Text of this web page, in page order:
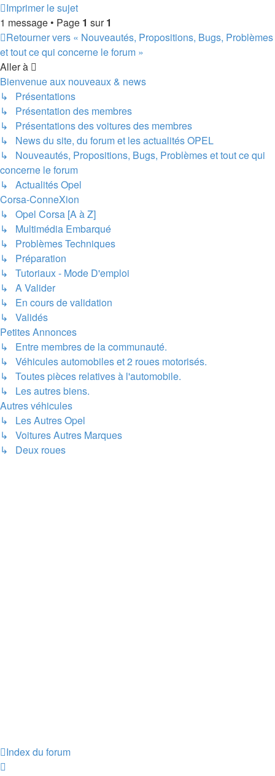
Imprimer le sujet
1 message • Page 1 sur1
Retourner vers « Nouveautés, Propositions, Bugs, Problèmes
et tout ce qui concerne le forum »
Aller à
Bienvenue aux nouveaux & news
↳ Présentations
↳ Présentation des membres
↳ Présentations des voitures des membres
↳ News du site, du forum et les actualités OPEL
↳ Nouveautés, Propositions, Bugs, Problèmes et tout ce qui
concerne le forum
↳ Actualités Opel
Corsa-ConneXion
↳ Opel Corsa [A à Z]
↳ Multimédia Embarqué
↳ Problèmes Techniques
↳ Préparation
↳ Tutoriaux - Mode D'emploi
↳ A Valider
↳ En cours de validation
↳ Validés
Petites Annonces
↳ Entre membres de la communauté.
↳ Véhicules automobiles et 2 roues motorisés.
↳ Toutes pièces relatives à l'automobile.
↳ Les autres biens.
Autres véhicules
↳ Les Autres Opel
↳ Voitures Autres Marques
↳ Deux roues
Index du forum